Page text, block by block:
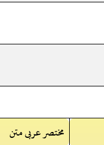
مختصر عربی متن